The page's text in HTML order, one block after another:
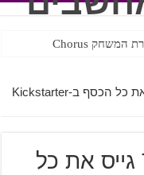
The Banner Saga 3 גייס את כל הכסף ב-Kickstarter
The Banner Saga 3 גייס את כל